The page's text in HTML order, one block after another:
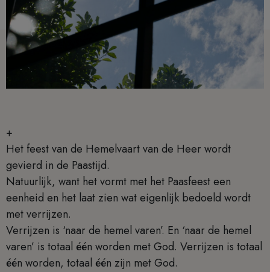
+
Het feest van de Hemelvaart van de Heer wordt
gevierd in de Paastijd.
Natuurlijk, want het vormt met het Paasfeest een
eenheid en het laat zien wat eigenlijk bedoeld wordt
met verrijzen.
Verrijzen is ‘naar de hemel varen’. En ‘naar de hemel
varen’ is totaal één worden met God. Verrijzen is totaal
één worden, totaal één zijn met God.